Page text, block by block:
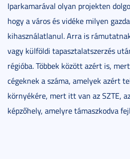
Iparkamarával olyan projekten
hogy a város és vidéke milyen
kihasználatlanul. Arra is
vagy külföldi tapasztalatszerzés
régióba. Többek között azért is,
cégeknek a száma, amelyek azért
környékére, mert itt van az SZTE,
képzőhely, amelyre támaszkodva